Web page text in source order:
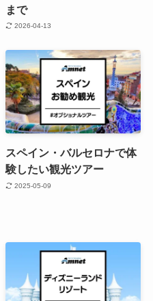
まで
2026-04-13
スペイン・バルセロナで体
験したい観光ツアー
2025-05-09